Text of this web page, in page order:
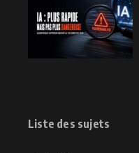
Liste des sujets